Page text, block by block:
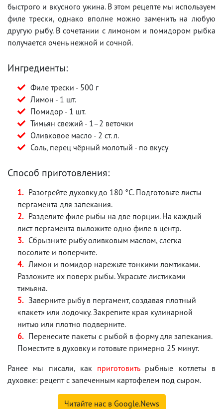
быстрого и вкусного ужина. В этом рецепте мы используем
филе трески, однако вполне можно заменить на любую
другую рыбу. В сочетании с лимоном и помидором рыбка
получается очень нежной и сочной.
Ингредиенты:
Филе трески - 500 г
Лимон - 1 шт.
Помидор - 1 шт.
Тимьян свежий - 1–2 веточки
Оливковое масло - 2 ст. л.
Соль, перец чёрный молотый - по вкусу
Способ приготовления:
Разогрейте духовку до 180 °C. Подготовьте листы
пергамента для запекания.
Разделите филе рыбы на две порции. На каждый
лист пергамента выложите одно филе в центр.
Сбрызните рыбу оливковым маслом, слегка
посолите и поперчите.
Лимон и помидор нарежьте тонкими ломтиками.
Разложите их поверх рыбы. Украсьте листиками
тимьяна.
Заверните рыбу в пергамент, создавая плотный
«пакет» или лодочку. Закрепите края кулинарной
нитью или плотно подверните.
Перенесите пакеты с рыбой в форму для запекания.
Поместите в духовку и готовьте примерно 25 минут.
Ранее мы писали, как приготовитьрыбные котлеты в
духовке: рецепт с запеченным картофелем под сыром.
Читайте нас в Google.News